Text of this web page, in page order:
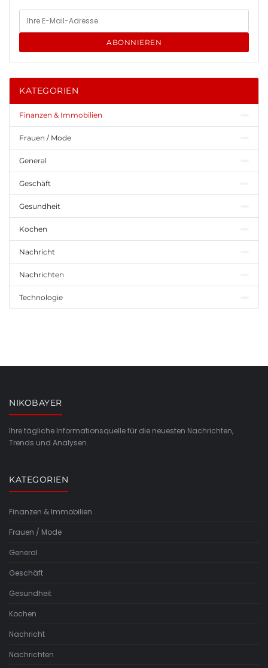
ABONNIEREN
KATEGORIEN
Finanzen & Immobilien
Frauen / Mode
General
Geschäft
Gesundheit
Kochen
Nachricht
Nachrichten
Technologie
NIKOBAYER
Ihre tägliche Informationsquelle für die neuesten Nachrichten,
Trends und Analysen.
KATEGORIEN
Finanzen & Immobilien
Frauen / Mode
General
Geschäft
Gesundheit
Kochen
Nachricht
Nachrichten